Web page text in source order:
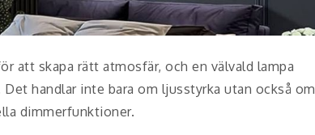
att skapa rätt atmosfär, och en välvald lampa
handlar inte bara om ljusstyrka utan också om
dimmerfunktioner.